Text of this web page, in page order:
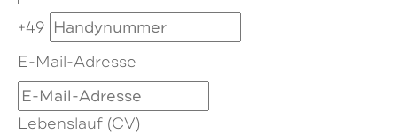
+49
E-Mail-Adresse
Lebenslauf (CV)